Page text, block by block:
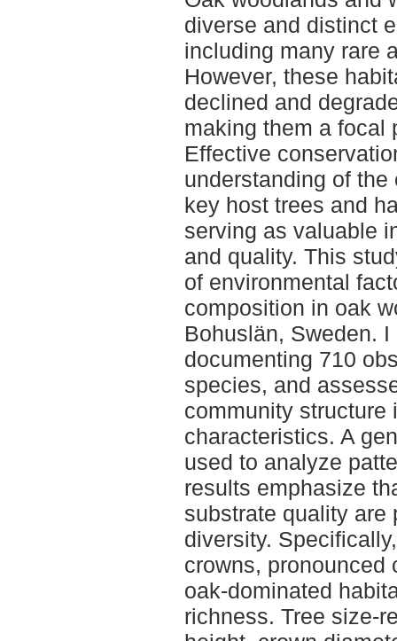
diverse and distinct
including many rare
However, these
declined and
making them a focal
Effective
understanding of
key host trees and
serving as valuable
and quality. This
of environmental
composition in oak
Bohuslän, Sweden.
documenting 710
species, and
community structure
characteristics. A
used to analyze
results emphasize
substrate quality are
diversity.
crowns, pronounced
oak-dominated
richness. Tree size-